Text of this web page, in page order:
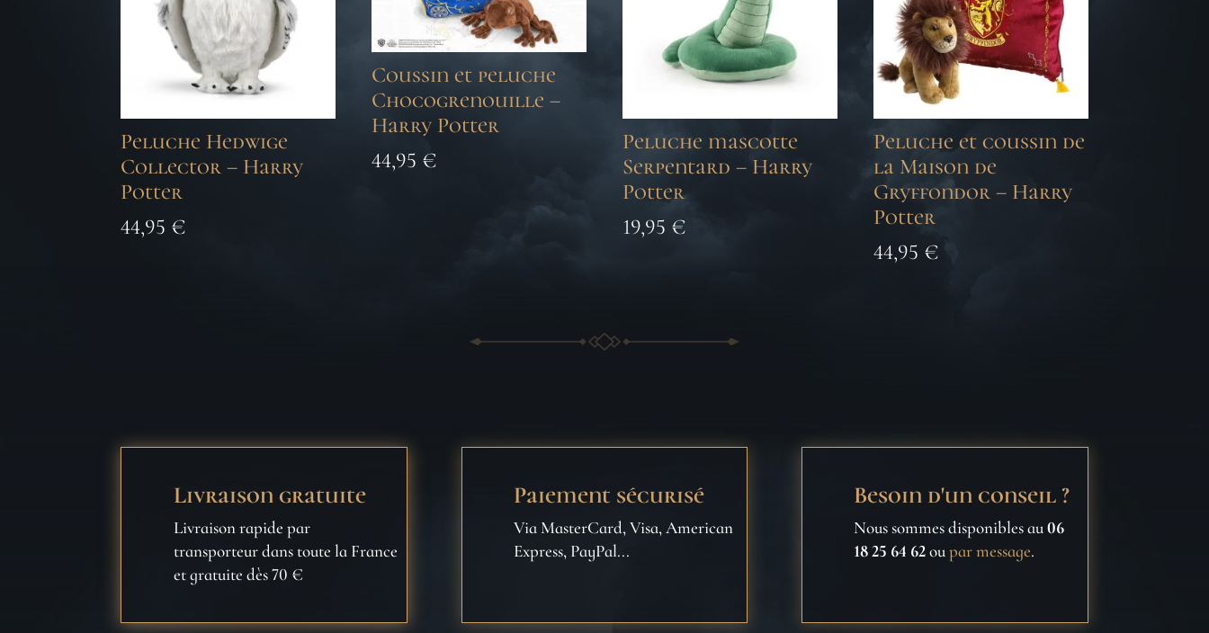
Peluche Hedwige
Collector – Harry
Potter
44,95 €
Coussin et peluche
Chocogrenouille –
Harry Potter
44,95 €
Peluche mascotte
Serpentard – Harry
Potter
19,95 €
Peluche et coussin de
la Maison de
Gryffondor – Harry
Potter
44,95 €
Livraison gratuite
Livraison rapide par
transporteur dans toute la France
et gratuite dès 70 €
Paiement sécurisé
Via MasterCard, Visa, American
Express, PayPal...
Besoin d'un conseil ?
Nous sommes disponibles au06
18 25 64 62oupar message.